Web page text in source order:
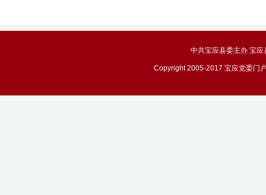
中共宝应县委主办 宝
Copyright 2005-2017 宝应党委门